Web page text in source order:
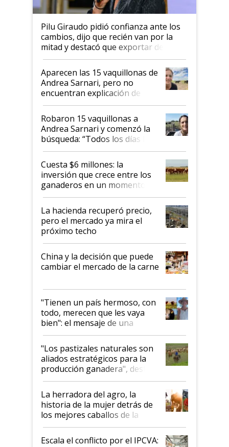
Pilu Giraudo pidió confianza ante los
cambios, dijo que recién van por la
mitad y destacó que exportar dejó de
ser "para unos pocos": "Tenemos un
mandato muy claro del gobierno
nacional"
Aparecen las 15 vaquillonas de
Andrea Sarnari, pero no
encuentran explicación de
cómo llegaron allí
Robaron 15 vaquillonas a
Andrea Sarnari y comenzó la
búsqueda: “Todos los días le
toca a algún productor”
Cuesta $6 millones: la
inversión que crece entre los
ganaderos en un momento
histórico para la actividad
La hacienda recuperó precio,
pero el mercado ya mira el
próximo techo
China y la decisión que puede
cambiar el mercado de la carne
"Tienen un país hermoso, con
todo, merecen que les vaya
bien": el mensaje de una
ganadera uruguaya sobre las
oportunidades que se abren
para el agro en Argentina, con
foco en la carne
"Los pastizales naturales son
aliados estratégicos para la
producción ganadera", destaca
la iniciativa que ya reúne a 46
establecimientos en Argentina
La herradora del agro, la
historia de la mujer detrás de
los mejores caballos de la
Argentina y los mitos que
todavía hacen sufrir a estos
Escala el conflicto por el IPCVA: